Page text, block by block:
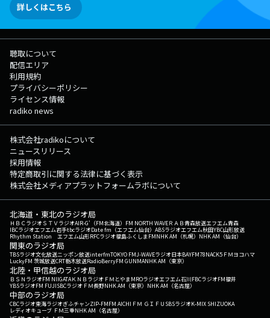
詳しくはこちら
聴取について
配信エリア
利用規約
プライバシーポリシー
ライセンス情報
radiko news
株式会社radikoについて
ニュースリリース
採用情報
特定商取引に関する法律に基づく表示
株式会社メディアプラットフォームラボについて
北海道・東北のラジオ局
ＨＢＣラジオＳＴＶラジオAIR-G'（FM北海道） FM NORTH WAVEＲＡＢ青森放送エフエム青森
IBCラジオエフエム岩手tbcラジオDate fm（エフエム仙台） ABSラジオエフエム秋田YBC山形放送
Rhythm Station エフエム山形RFCラジオ福島ふくしまFMNHK AM（札幌） NHK AM（仙台）
関東のラジオ局
TBSラジオ文化放送ニッポン放送interfmTOKYO FMJ-WAVEラジオ日本BAYFM78NACK5 ＦＭヨコハマ
LuckyFM 茨城放送CRT栃木放送RadioBerryFM GUNMANHK AM（東京）
北陸・甲信越のラジオ局
ＢＳＮラジオFM NIIGATAＫＮＢラジオ ＦＭとやまMROラジオエフエム石川FBCラジオFM福井
YBSラジオFM FUJISBCラジオ ＦＭ長野NHK AM（東京） NHK AM（名古屋）
中部のラジオ局
CBCラジオ東海ラジオぎふチャンZIP-FMFM AICHI ＦＭ ＧＩＦＵ SBSラジオK-MIX SHIZUOKA
レディオキューブ ＦＭ三重NHK AM（名古屋）